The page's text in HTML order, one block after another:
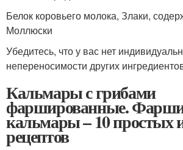
Белок коровьего молока, Злаки,
Моллюски
Убедитесь, что у вас нет
непереносимости других
Кальмары с грибами
фаршированные.
кальмары – 10 простых
рецептов